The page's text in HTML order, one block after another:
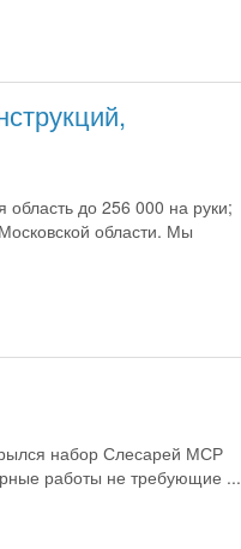
до 256 000 на руки;
области. Мы
набор Слесарей МСР
работы не требующие ...